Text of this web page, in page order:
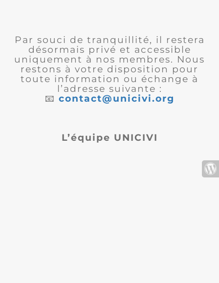
Par souci de tranquillité, il restera
désormais privé et accessible
uniquement à nos membres. Nous
restons à votre disposition pour
toute information ou échange à
l’adresse suivante :
📧 contact@unicivi.org
L’équipe UNICIVI